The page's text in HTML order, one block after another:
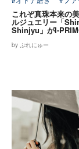
これぞ真珠本来の
ルジュエリー「
Shinjyu」がI-
by ぷれにゅー